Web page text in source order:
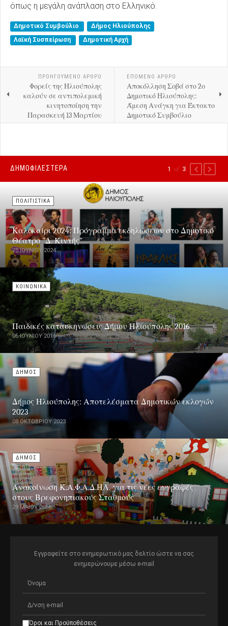
όπως η μεγάλη ανάπλαση στο Ελληνικό.
Δημοτικό Συμβούλιο
Δήμος Ηλιούπολης
Λαϊκή Συσπείρωση
Δημοτική Αρχή
ΠΡΟΗΓΟΎΜΕΝΟ ΑΡΘΡΟ
Φορείς της Ηλιούπολης
καλούν σε αντιπολεμική
κινητοποίηση την
Παρασκευή 13 Μαρτίου
ΕΠΟΜΕΝΟ ΑΡΘΡΟ
Αποκόλληση Σοβά στο 2ο
Δημοτικό Ηλιούπολης:
Άμεση Ανάγκη για Έκτακτο
Δημοτικό Συμβούλιο
ΔΗΜΟΦΙΛΕΣΤΕΡΑ
ΠΟΛΙΤΙΣΤΙΚΑ
Καλοκαίρι 2024: Πρόγραμμα εκδηλώσεων στο Δημοτικό
Θέατρο "Δ. Κιντής"
25 ΙΟΥΝΊΟΥ 2024
ΚΟΙΝΩΝΙΚΑ
Παιδικές κατασκηνώσεις Δήμου Ηλιούπολης 2016
06 ΙΟΥΝΊΟΥ 2016
ΔΗΜΟΣ
Δήμος Ηλιούπολης: Αποτελέσματα Δημοτικών εκλογών
2023
08 ΟΚΤΩΒΡΊΟΥ 2023
ΔΗΜΟΣ
Ανακοίνωση Κ.Α.Φ.Α.Δ.ΗΛ. για τις νέες εγγραφές
στους Βρεφονηπιακούς Σταθμούς
29 ΜΑΪ́ΟΥ 2016
1 of 3 PREVIOUS
NEXT
Εγγραφείτε στο ενημερωτικό μας δελτίο ώστε να σας
ενημερώνουμε μέσω e-mail
Όροι και Προϋποθέσεις